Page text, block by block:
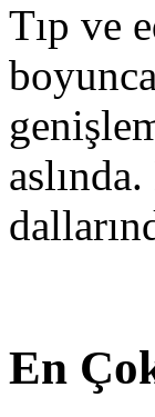
Tıp ve
En